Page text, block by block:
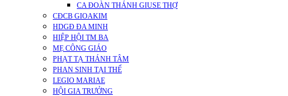
CA ĐOÀN THÁNH GIUSE THỢ
CĐCB GIOAKIM
HDGĐ ĐA MINH
HIỆP HỘI TM BA
MẸ CÔNG GIÁO
PHẠT TẠ THÁNH TÂM
PHAN SINH TẠI THẾ
LEGIO MARIAE
HỘI GIA TRƯỞNG